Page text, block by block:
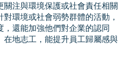
注與環境保護或社會責任相關
環境或社會弱勢群體的活動，
還能加強他們對企業的認同
在地志工，能提升員工歸屬感與